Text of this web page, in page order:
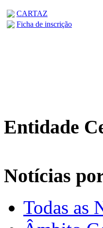
CARTAZ
Ficha de inscrição
Entidade
Notícias
Todas as